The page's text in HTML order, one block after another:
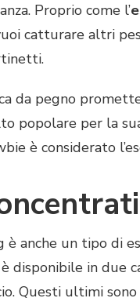
Proprio come l’
catturare altri
da pegno
popolare per la
è considerato
è anche un tipo di
disponibile in due
Questi ultimi